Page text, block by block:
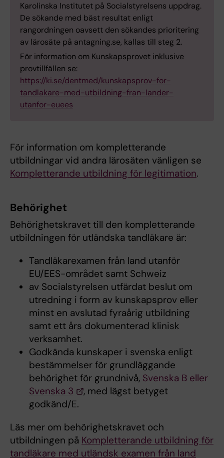
Karolinska Institutet på Socialstyrelsens uppdrag.
De sökande med bäst resultat enligt
rangordningen oavsett den sökandes prioritering
av lärosäte på antagning.se, kallas till steg 2.
För information om Kunskapsprovet inklusive
provtillfällen se:
https://ki.se/dentmed/kunskapsprov-for-
tandlakare-med-utbildning-fran-lander-
utanfor-euees
För information om kompletterande
utbildningar vid andra lärosäten vänligen se
Kompletterande utbildning för legitimation.
Behörighet
Behörighetskravet till den kompletterande
utbildningen för utländska tandläkare är:
Tandläkarexamen från land utanför
EU/EES-området samt Schweiz
av Socialstyrelsen utfärdat beslut om
utredning i form av kunskapsprov eller
minst en avslutad fyraårig utbildning
samt ett års dokumenterad klinisk
verksamhet.
Godkända kunskaper i svenska enligt
bestämmelser för grundläggande
behörighet för grundnivå, Svenska B eller
Svenska 3
, med lägst betyget
godkänd/E.
Läs mer om behörighetskravet och
utbildningen på Kompletterande utbildning för
tandläkare med utländsk examen från land